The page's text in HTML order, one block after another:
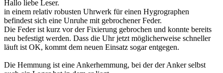
Hallo liebe Leser.
in einem relativ robusten Uhrwerk für einen Hygrographen
befindest sich eine Unruhe mit gebrochener Feder.
Die Feder ist kurz vor der Fixierung gebrochen und konnte bereits
neu befestigt werden. Dass die Uhr jetzt möglicherweise schneller
läuft ist OK, kommt dem neuen Einsatz sogar entgegen.
Die Hemmung ist eine Ankerhemmung, bei der der Anker selbst